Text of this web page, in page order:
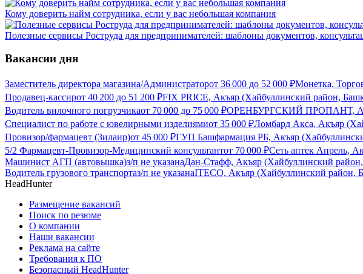
Кому доверить найм сотрудника, если у вас небольшая компания
Полезные сервисы Роструда для предпринимателей: шаблоны документов,
Вакансии дня
Заместитель директора магазина/Администраторот 36 000 до 52 000 ₽Монетка,
Продавец-кассирот 40 200 до 51 200 ₽FIX PRICE, Акъяр (Хайбуллинский район,
Водитель вилочного погрузчикаот 70 000 до 75 000 ₽ОРЕНБУРГСКИЙ ПРОПАНТ,
Специалист по работе с ювелирными изделиямиот 35 000 ₽Ломбард Акса, Акъяр
Провизор/фармацевт (Зилаир)от 45 000 ₽ГУП Башфармация РБ, Акъяр
5/2 Фармацевт-Провизор-Медицинский консультантот 70 000 ₽Сеть аптек Апрель,
Машинист АГП (автовышка)з/п не указанаДан-Стафф, Акъяр (Хайбуллинский
Водитель грузового транспортаз/п не указанаITECO, Акъяр (Хайбуллинский район,
HeadHunter
Размещение вакансий
Поиск по резюме
О компании
Наши вакансии
Реклама на сайте
Требования к ПО
Безопасный HeadHunter